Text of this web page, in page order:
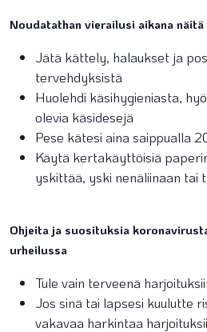
Noudatathan vierailusi aikana
Jätä kättely, halaukset ja
tervehdyksistä
Huolehdi käsihygieniasta,
olevia käsidesejä
Pese kätesi aina saippualla
Käytä kertakäyttöisiä
yskittää, yski nenäliinaan tai
Ohjeita ja suosituksia
urheilussa
Tule vain terveenä
Jos sinä tai lapsesi kuulutte
vakavaa harkintaa